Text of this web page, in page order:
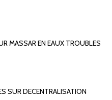
MASSAR EN EAUX TROUBLES
SUR DECENTRALISATION